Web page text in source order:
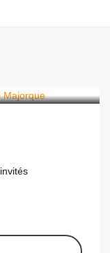
invités